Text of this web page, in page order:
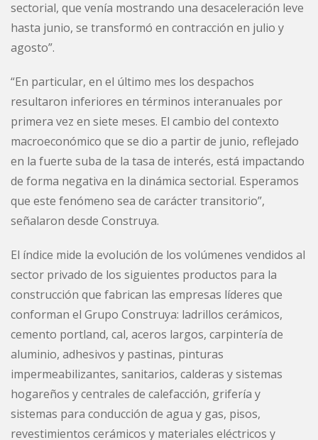
sectorial, que venía mostrando una desaceleración leve
hasta junio, se transformó en contracción en julio y
agosto”.
“En particular, en el último mes los despachos
resultaron inferiores en términos interanuales por
primera vez en siete meses. El cambio del contexto
macroeconómico que se dio a partir de junio, reflejado
en la fuerte suba de la tasa de interés, está impactando
de forma negativa en la dinámica sectorial. Esperamos
que este fenómeno sea de carácter transitorio”,
señalaron desde Construya.
El índice mide la evolución de los volúmenes vendidos al
sector privado de los siguientes productos para la
construcción que fabrican las empresas líderes que
conforman el Grupo Construya: ladrillos cerámicos,
cemento portland, cal, aceros largos, carpintería de
aluminio, adhesivos y pastinas, pinturas
impermeabilizantes, sanitarios, calderas y sistemas
hogareños y centrales de calefacción, grifería y
sistemas para conducción de agua y gas, pisos,
revestimientos cerámicos y materiales eléctricos y